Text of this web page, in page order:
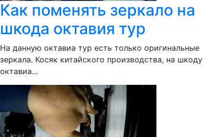
Как поменять зеркало на
шкода октавия тур
На данную октавиа тур есть только оригинальные
зеркала. Косяк китайского производства, на шкоду
октавиа...